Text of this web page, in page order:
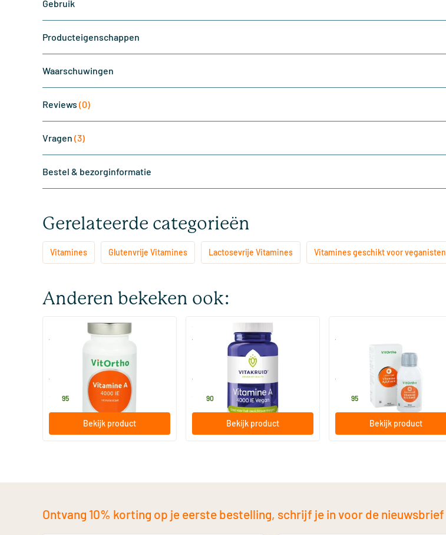
Gebruik
Producteigenschappen
Waarschuwingen
Reviews (0)
Vragen (3)
Bestel & bezorginformatie
Gerelateerde categorieën
Vitamines Glutenvrije Vitamines Lactosevrije Vitamines Vitamines geschikt voor veganisten
Anderen bekeken ook:
Vitamine A 4000IE
120 Plantaardige capsules
Vitortho
95
Bekijk product
Vegan Vitamine A 4000 IE
100 Plantaardige capsules
Vitakruid
90
Bekijk product
Vitamine A D E en K liposomaal
Vitortho
95
Bekijk product
Ontvang 10% korting op je eerste bestelling, schrijf je in voor de nieuwsbrief